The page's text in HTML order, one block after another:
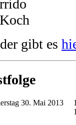
gibt es
30. Mai 2013